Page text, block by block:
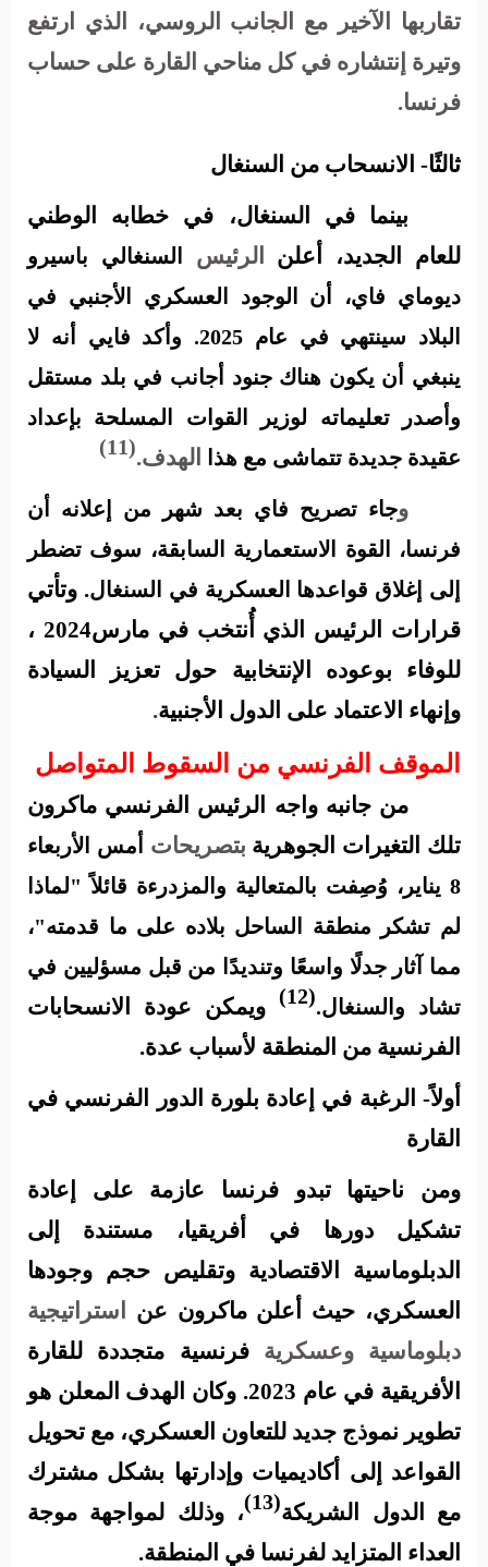
تقاربها الآخير مع الجانب الروسي، الذي ارتفع
وتيرة إنتشاره في كل مناحي القارة على حساب
فرنسا.
ثالثًا- الانسحاب من السنغال
بينما في السنغال، في خطابه الوطني
للعام الجديد، أعلن
الرئيس السنغالي باسيرو
ديوماي فاي، أن الوجود العسكري الأجنبي في
البلاد سينتهي في عام 2025. وأكد فايي أنه لا
ينبغي أن يكون هناك جنود أجانب في بلد مستقل
وأصدر تعليماته لوزير القوات المسلحة بإعداد
عقيدة جديدة تتماشى مع هذا
الهدف.(11)
وجاء تصريح فاي بعد شهر من إعلانه أن
فرنسا، القوة الاستعمارية السابقة، سوف تضطر
إلى إغلاق قواعدها العسكرية في السنغال. وتأتي
قرارات الرئيس الذي أُنتخب في مارس2024 ،
للوفاء بوعوده الإنتخابية حول تعزيز السيادة
وإنهاء الاعتماد على الدول الأجنبية.
الموقف الفرنسي من السقوط المتواصل
من جانبه واجه الرئيس الفرنسي ماكرون
تلك التغيرات الجوهرية بتصريحات أمس الأربعاء
8 يناير، وُصِفت بالمتعالية والمزدرءة قائلاً "لماذا
لم تشكر منطقة الساحل بلاده على ما قدمته"،
مما آثار جدلًا واسعًا وتنديدًا من قبل مسؤليين في
تشاد والسنغال.(12)
ويمكن عودة الانسحابات
الفرنسية من المنطقة لأسباب عدة.
أولاً- الرغبة في إعادة بلورة الدور الفرنسي في
القارة
ومن ناحيتها تبدو فرنسا عازمة على إعادة
تشكيل دورها في أفريقيا، مستندة إلى
الدبلوماسية الاقتصادية وتقليص حجم وجودها
العسكري، حيث
أعلن ماكرون عن
استراتيجية
دبلوماسية وعسكرية
فرنسية متجددة للقارة
الأفريقية في عام 2023. وكان الهدف المعلن هو
تطوير نموذج جديد للتعاون العسكري، مع تحويل
القواعد إلى أكاديميات وإدارتها بشكل مشترك
مع الدول الشريكة(13)
، وذلك لمواجهة موجة
العداء المتزايد لفرنسا في المنطقة.